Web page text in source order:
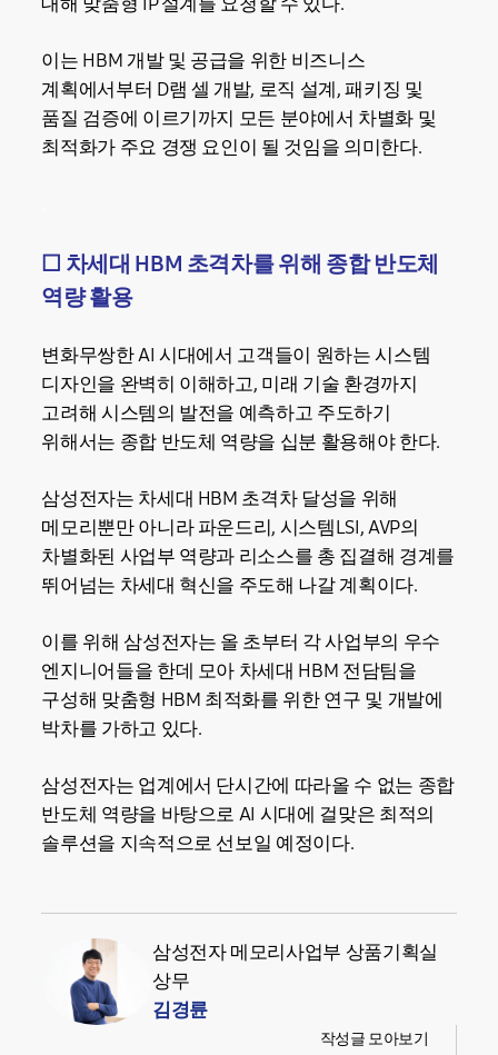
이는 HBM 개발 및 공급을 위한 비즈니스
계획에서부터 D램 셀 개발, 로직 설계, 패키징 및
품질 검증에 이르기까지 모든 분야에서 차별화 및
최적화가 주요 경쟁 요인이 될 것임을 의미한다.
☐ 차세대 HBM 초격차를 위해 종합 반도체
역량 활용
변화무쌍한 AI 시대에서 고객들이 원하는 시스템
디자인을 완벽히 이해하고, 미래 기술 환경까지
고려해 시스템의 발전을 예측하고 주도하기
위해서는 종합 반도체 역량을 십분 활용해야 한다.
삼성전자는 차세대 HBM 초격차 달성을 위해
메모리뿐만 아니라 파운드리, 시스템LSI, AVP의
차별화된 사업부 역량과 리소스를 총 집결해 경계를
뛰어넘는 차세대 혁신을 주도해 나갈 계획이다.
이를 위해 삼성전자는 올 초부터 각 사업부의 우수
엔지니어들을 한데 모아 차세대 HBM 전담팀을
구성해 맞춤형 HBM 최적화를 위한 연구 및 개발에
박차를 가하고 있다.
삼성전자는 업계에서 단시간에 따라올 수 없는 종합
반도체 역량을 바탕으로 AI 시대에 걸맞은 최적의
솔루션을 지속적으로 선보일 예정이다.
삼성전자 메모리사업부 상품기획실
상무
김경륜
작성글 모아보기